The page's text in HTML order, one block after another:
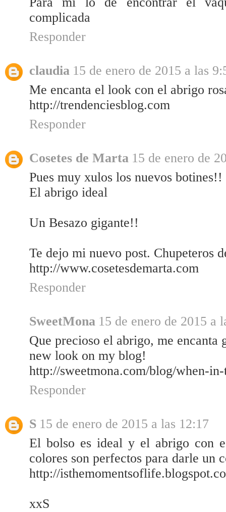
complicada
Responder
claudia 15 de enero de 2015 a las
Me encanta el look con el abrigo
http://trendenciesblog.com
Responder
Cosetes de Marta 15 de enero de
Pues muy xulos los nuevos botines!!
El abrigo ideal
Un Besazo gigante!!
Te dejo mi nuevo post. Chupeteros
http://www.cosetesdemarta.com
Responder
SweetMona 15 de enero de 2015 a
Que precioso el abrigo, me encanta
new look on my blog!
http://sweetmona.com/blog/when-
Responder
S 15 de enero de 2015 a las 12:17
El bolso es ideal y el abrigo con
colores son perfectos para darle un
http://
xxS